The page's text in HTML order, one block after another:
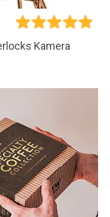
Kamera